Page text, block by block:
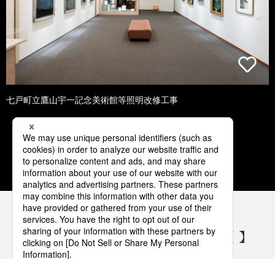
七戸町立鷹山宇一記念美術館等照明改修工事
1 2 3 4 5
パナソニックの電気設備 SNSアカウント